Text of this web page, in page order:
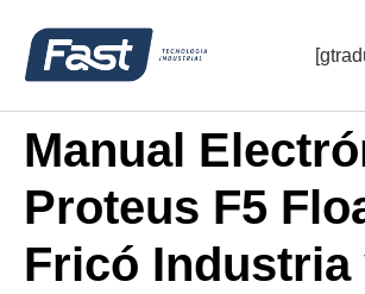
Manual
Proteus F5
Fricó Industria